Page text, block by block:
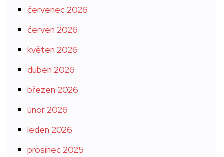
červenec 2026
červen 2026
květen 2026
duben 2026
březen 2026
únor 2026
leden 2026
prosinec 2025